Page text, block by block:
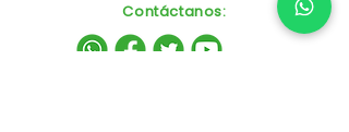
Contáctanos: